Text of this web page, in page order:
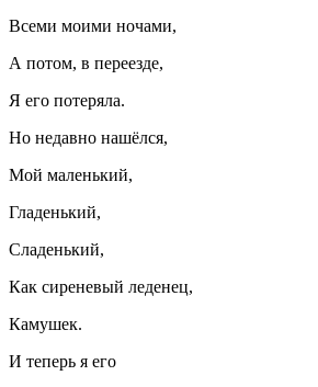
Всеми моими ночами,
А потом, в переезде,
Я его потеряла.
Но недавно нашёлся,
Мой маленький,
Гладенький,
Сладенький,
Как сиреневый леденец,
Камушек.
И теперь я его